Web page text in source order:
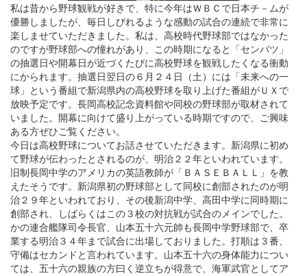
私は昔から野球観戦が好きで、特に今年はＷＢＣで日本チ－ムが
優勝しましたが、毎日しびれるような感動の試合の連続で非常に
楽しませていただきました。私は、高校時代野球部ではなかった
のですが野球部への憧れがあり、この時期になると「センバツ」
の抽選日や開幕日が近づくたびに高校野球を観戦したくなる衝動
にかられます。抽選日翌日の６月２４日（土）には「未来への一
球」という番組で新潟県内の高校野球を取り上げた番組がＵＸで
放映予定です。長岡高校記念資料館や同校の野球部が取材されて
いました。開幕に向けて盛り上がっている時期ですので、ご興味
ある方ぜひご覧ください。
今日は高校野球についてお話させていただきます。新潟県に初め
て野球が伝わったとされるのが、明治２２年といわれています。
旧制長岡中学のアメリカの英語教師が「ＢＡＳＥＢＡＬＬ」を教
えたそうです。新潟県初の野球部として同校に創部されたのが明
治２９年といわれており、その後新潟中学、高田中学に同時期に
創部され、しばらくはこの３校の対抗戦が試合のメインでした。
かの連合艦隊司令長官、山本五十六元帥も長岡中学野球部で、卒
業する明治３４年まで試合に出場しておりました。打順は３番、
守備はセカンドと言われています。山本五十六の身体能力につい
ては、五十六の親族の方曰く逆立ちが得意で、海軍武官としてア